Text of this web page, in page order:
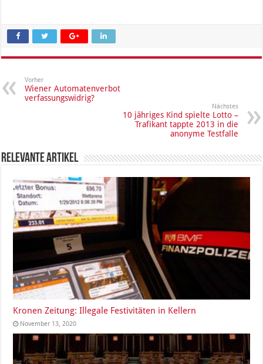
Vorher
Wiener Automatenverbot
verfassungswidrig?
Nächstes
10 jähriges Kind spielte Lotto –
Trafikant tappte 2013 in die
anonyme Testfalle
Relevante Artikel
Kronen Zeitung: Illegale Festivitäten in Kellern
November 13, 2020